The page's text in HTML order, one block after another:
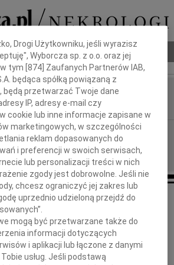
Poradnik pogrzebowy
Jan Pruffer
Szczecin
12.02.2021
Z głębokim smutkiem zawiadamiamy,
że zmarł Nasz Kolega
Kpt. Ż.W.
Jan Pruffer
Drogi Użytkowniku, jeśli wyrazisz
Wyborcza sp. z o.o. oraz jej
tym [874 ] Zaufanych Partnerów IAB,
będąca spółką powiązaną z
będą przetwarzać Twoje dane
IP, adresy e-mail czy
cookie lub inne informacje zapisane w
marketingowych, w szczególności
reklam dopasowanych do
i preferencji w swoich serwisach,
lub personalizacji treści w nich
zgody jest dobrowolne. Jeśli nie
chcesz ograniczyć jej zakres lub
uprzednio udzieloną przejdź do
mogą być przetwarzane także do
informacji dotyczących
i aplikacji lub łączone z danymi
usług. Jeśli podstawą